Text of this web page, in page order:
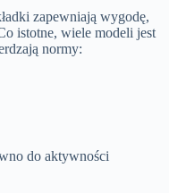
zapewniają wygodę,
istotne, wiele modeli jest
normy:
do aktywności